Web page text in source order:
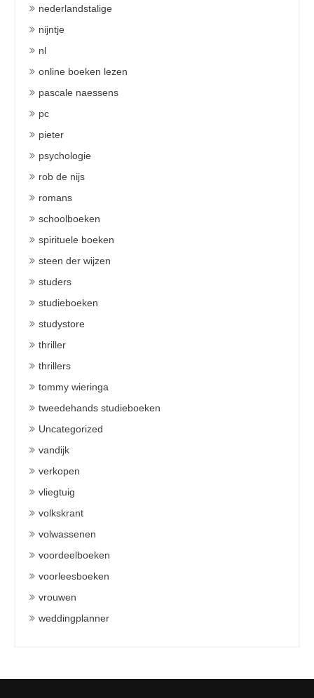
nederlandstalige
nijntje
nl
online boeken lezen
pascale naessens
pc
pieter
psychologie
rob de nijs
romans
schoolboeken
spirituele boeken
steen der wijzen
studers
studieboeken
studystore
thriller
thrillers
tommy wieringa
tweedehands studieboeken
Uncategorized
vandijk
verkopen
vliegtuig
volkskrant
volwassenen
voordeelboeken
voorleesboeken
vrouwen
weddingplanner